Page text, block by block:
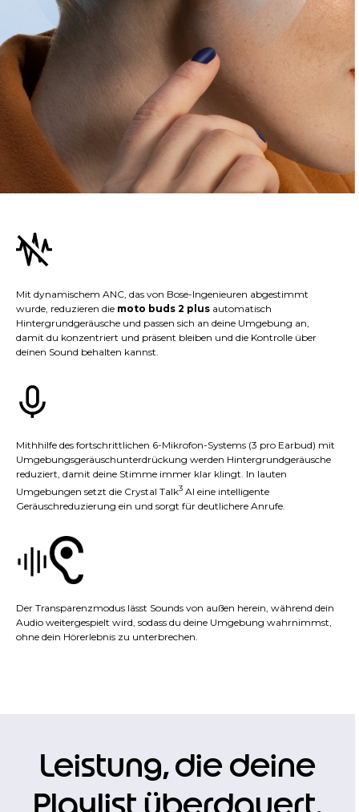
wurde, reduzieren diemoto buds 2 plusautomatisch
Hintergrundgeräusche und passen sich an deine Umgebung an,
damit du konzentriert und präsent bleiben und die Kontrolle über
deinen Sound behalten kannst.
Umgebungsgeräuschunterdrückung werden Hintergrundgeräusche
reduziert, damit deine Stimme immer klar klingt. In lauten
Umgebungen setzt die Crystal Talk3AI eine intelligente
Geräuschreduzierung ein und sorgt für deutlichere Anrufe.
Audio weitergespielt wird, sodass du deine Umgebung wahrnimmst,
ohne dein Hörerlebnis zu unterbrechen.
Leistung, die deine
Playlist überdauert.